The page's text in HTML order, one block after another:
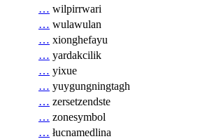
… wilpirrwari
… wulawulan
… xionghefayu
… yardakcilik
… yixue
… yuygungningtagh
… zersetzendste
… zonesymbol
… łucnamedlina